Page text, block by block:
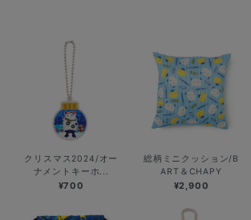
クリスマス2024/オー
ナメントキーホ...
¥700
総柄ミニクッション/B
ART＆CHAPY
¥2,900